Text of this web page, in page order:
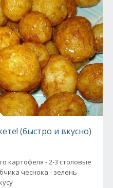
(быстро и вкусно)
- 2-3 столовые